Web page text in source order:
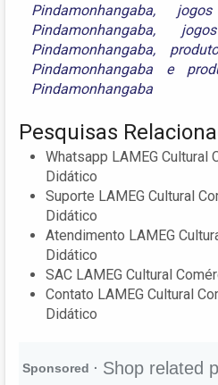
Pindamonhangaba,
Pindamonhangaba,
Pindamonhangaba,
Pindamonhangaba e
Pindamonhangaba
Pesquisas
Whatsapp LAMEG Cultural
Didático
Suporte LAMEG Cultural
Didático
Atendimento LAMEG
Didático
SAC LAMEG Cultural
Contato LAMEG Cultural
Didático